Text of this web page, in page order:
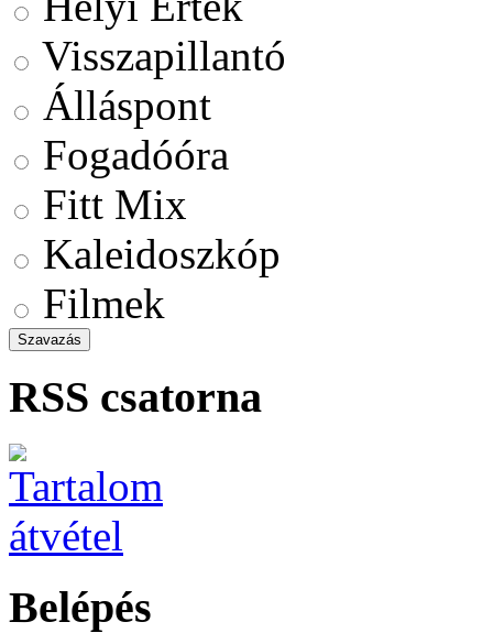
Visszapillantó
Álláspont
Fogadóóra
Fitt Mix
Kaleidoszkóp
Filmek
RSS csatorna
Belépés